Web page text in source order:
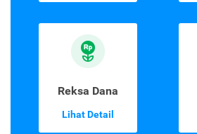
Reksa Dana
Lihat Detail